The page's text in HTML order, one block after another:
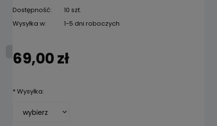
Dostępność:
10 szt.
Wysyłka w:
1-5 dni roboczych
69,00 zł
*Wysyłka: